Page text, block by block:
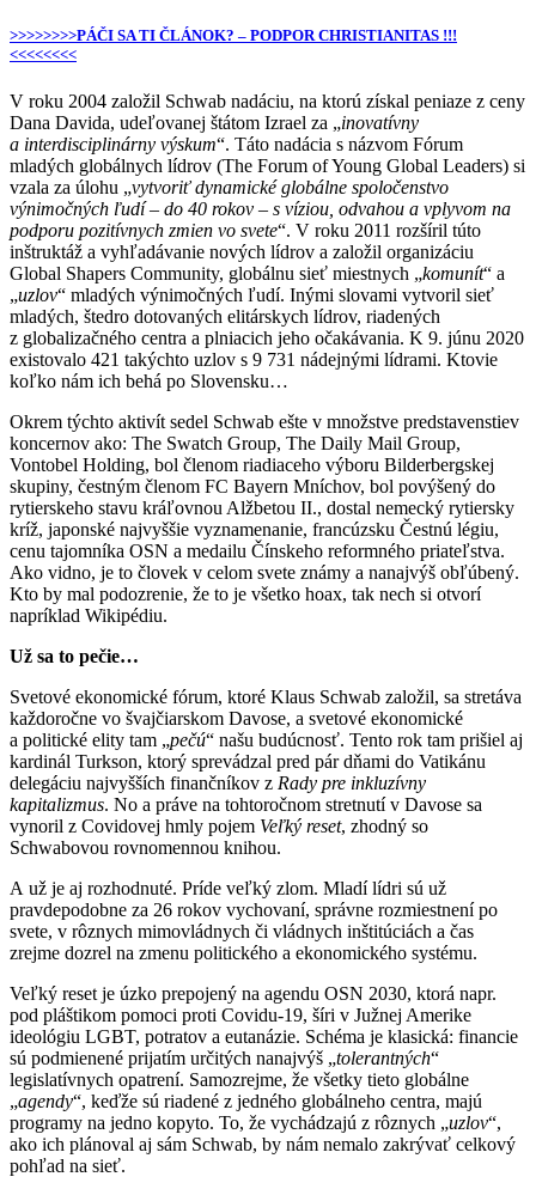
>>>>>>>>PÁČI SA TI ČLÁNOK? – PODPOR CHRISTIANITAS !!!
<<<<<<<<
V roku 2004 založil Schwab nadáciu, na ktorú získal peniaze z ceny
Dana Davida, udeľovanej štátom Izrael za „inovatívny
a interdisciplinárny výskum“. Táto nadácia s názvom Fórum
mladých globálnych lídrov (The Forum of Young Global Leaders) si
vzala za úlohu „vytvoriť dynamické globálne spoločenstvo
výnimočných ľudí – do 40 rokov – s víziou, odvahou a vplyvom na
podporu pozitívnych zmien vo svete“. V roku 2011 rozšíril túto
inštruktáž a vyhľadávanie nových lídrov a založil organizáciu
Global Shapers Community, globálnu sieť miestnych „komunít“ a
„uzlov“ mladých výnimočných ľudí. Inými slovami vytvoril sieť
mladých, štedro dotovaných elitárskych lídrov, riadených
z globalizačného centra a plniacich jeho očakávania. K 9. júnu 2020
existovalo 421 takýchto uzlov s 9 731 nádejnými lídrami. Ktovie
koľko nám ich behá po Slovensku…
Okrem týchto aktivít sedel Schwab ešte v množstve predstavenstiev
koncernov ako: The Swatch Group, The Daily Mail Group,
Vontobel Holding, bol členom riadiaceho výboru Bilderbergskej
skupiny, čestným členom FC Bayern Mníchov, bol povýšený do
rytierskeho stavu kráľovnou Alžbetou II., dostal nemecký rytiersky
kríž, japonské najvyššie vyznamenanie, francúzsku Čestnú légiu,
cenu tajomníka OSN a medailu Čínskeho reformného priateľstva.
Ako vidno, je to človek v celom svete známy a nanajvýš obľúbený.
Kto by mal podozrenie, že to je všetko hoax, tak nech si otvorí
napríklad Wikipédiu.
Už sa to pečie…
Svetové ekonomické fórum, ktoré Klaus Schwab založil, sa stretáva
každoročne vo švajčiarskom Davose, a svetové ekonomické
a politické elity tam „pečú“ našu budúcnosť. Tento rok tam prišiel aj
kardinál Turkson, ktorý sprevádzal pred pár dňami do Vatikánu
delegáciu najvyšších finančníkov z Rady pre inkluzívny
kapitalizmus. No a práve na tohtoročnom stretnutí v Davose sa
vynoril z Covidovej hmly pojem Veľký reset, zhodný so
Schwabovou rovnomennou knihou.
A už je aj rozhodnuté. Príde veľký zlom. Mladí lídri sú už
pravdepodobne za 26 rokov vychovaní, správne rozmiestnení po
svete, v rôznych mimovládnych či vládnych inštitúciách a čas
zrejme dozrel na zmenu politického a ekonomického systému.
Veľký reset je úzko prepojený na agendu OSN 2030, ktorá napr.
pod pláštikom pomoci proti Covidu-19, šíri v Južnej Amerike
ideológiu LGBT, potratov a eutanázie. Schéma je klasická: financie
sú podmienené prijatím určitých nanajvýš „tolerantných“
legislatívnych opatrení. Samozrejme, že všetky tieto globálne
„agendy“, keďže sú riadené z jedného globálneho centra, majú
programy na jedno kopyto. To, že vychádzajú z rôznych „uzlov“,
ako ich plánoval aj sám Schwab, by nám nemalo zakrývať celkový
pohľad na sieť.